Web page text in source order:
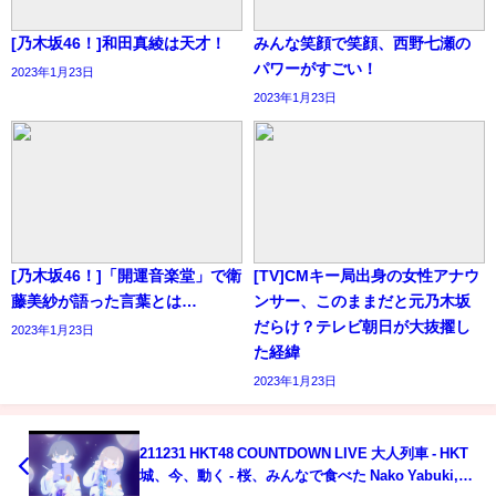
[乃木坂46！]和田真綾は天才！
2023年1月23日
みんな笑顔で笑顔、西野七瀬の
パワーがすごい！
2023年1月23日
[乃木坂46！]「開運音楽堂」で衛
藤美紗が語った言葉とは…
2023年1月23日
[TV]CMキー局出身の女性アナウ
ンサー、このままだと元乃木坂
だらけ？テレビ朝日が大抜擢し
た経緯
2023年1月23日
211231 HKT48 COUNTDOWN LIVE 大人列車 - HKT
城、今、動く - 桜、みんなで食べた Nako Yabuki,